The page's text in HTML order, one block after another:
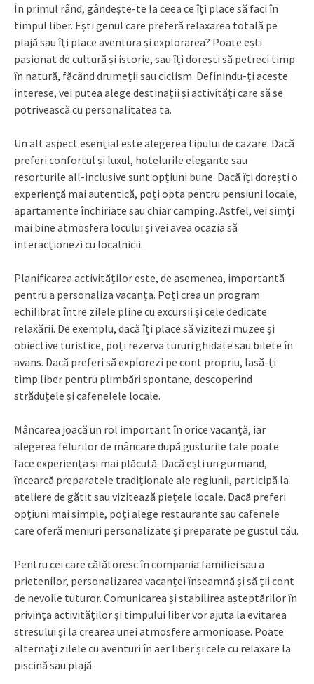
În primul rând, gândește-te la ceea ce îți place să faci în
timpul liber. Ești genul care preferă relaxarea totală pe
plajă sau îți place aventura și explorarea? Poate ești
pasionat de cultură și istorie, sau îți dorești să petreci timp
în natură, făcând drumeții sau ciclism. Definindu-ți aceste
interese, vei putea alege destinații și activități care să se
potrivească cu personalitatea ta.
Un alt aspect esențial este alegerea tipului de cazare. Dacă
preferi confortul și luxul, hotelurile elegante sau
resorturile all-inclusive sunt opțiuni bune. Dacă îți dorești o
experiență mai autentică, poți opta pentru pensiuni locale,
apartamente închiriate sau chiar camping. Astfel, vei simți
mai bine atmosfera locului și vei avea ocazia să
interacționezi cu localnicii.
Planificarea activităților este, de asemenea, importantă
pentru a personaliza vacanța. Poți crea un program
echilibrat între zilele pline cu excursii și cele dedicate
relaxării. De exemplu, dacă îți place să vizitezi muzee și
obiective turistice, poți rezerva tururi ghidate sau bilete în
avans. Dacă preferi să explorezi pe cont propriu, lasă-ți
timp liber pentru plimbări spontane, descoperind
străduțele și cafenelele locale.
Mâncarea joacă un rol important în orice vacanță, iar
alegerea felurilor de mâncare după gusturile tale poate
face experiența și mai plăcută. Dacă ești un gurmand,
încearcă preparatele tradiționale ale regiunii, participă la
ateliere de gătit sau vizitează piețele locale. Dacă preferi
opțiuni mai simple, poți alege restaurante sau cafenele
care oferă meniuri personalizate și preparate pe gustul tău.
Pentru cei care călătoresc în compania familiei sau a
prietenilor, personalizarea vacanței înseamnă și să ții cont
de nevoile tuturor. Comunicarea și stabilirea așteptărilor în
privința activităților și timpului liber vor ajuta la evitarea
stresului și la crearea unei atmosfere armonioase. Poate
alternați zilele cu aventuri în aer liber și cele cu relaxare la
piscină sau plajă.